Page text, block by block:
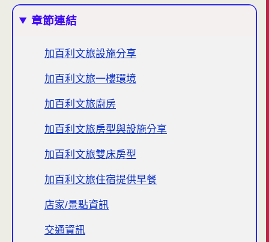
章節連結
加百利文旅設施分享
加百利文旅一樓環境
加百利文旅廚房
加百利文旅房型與設施分享
加百利文旅雙床房型
加百利文旅住宿提供早餐
店家/景點資訊
交通資訊